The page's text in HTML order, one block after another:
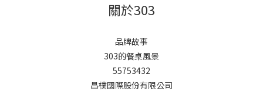
關於303
品牌故事
303的餐桌風景
55753432
昌樸國際股份有限公司